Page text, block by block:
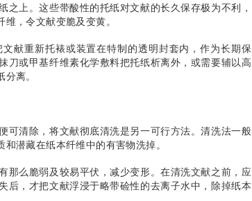
上。这些带酸性的托纸对文献的长久保存极为不利，
，令文献变脆及变黄。
献重新托裱或装置在特制的透明封套内，作为长期保
刀或甲基纤维素化学敷料把托纸析离外，或需要辅以高
分离。
可清除，将文献彻底清洗是另一可行方法。清洗法一般
和潜藏在纸本纤维中的有害物洗掉。
那么脆弱及较易平伏，减少变形。在清洗文献之前，应
后，才把文献浮浸于略带硷性的去离子水中，除掉纸本